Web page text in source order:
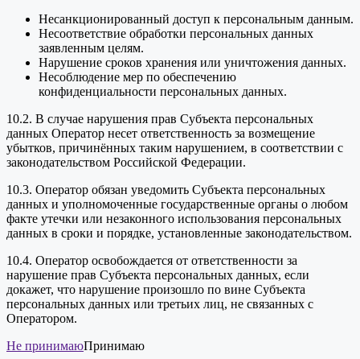
Несанкционированный доступ к персональным данным.
Несоответствие обработки персональных данных
заявленным целям.
Нарушение сроков хранения или уничтожения данных.
Несоблюдение мер по обеспечению
конфиденциальности персональных данных.
10.2. В случае нарушения прав Субъекта персональных
данных Оператор несет ответственность за возмещение
убытков, причинённых таким нарушением, в соответствии с
законодательством Российской Федерации.
10.3. Оператор обязан уведомить Субъекта персональных
данных и уполномоченные государственные органы о любом
факте утечки или незаконного использования персональных
данных в сроки и порядке, установленные законодательством.
10.4. Оператор освобождается от ответственности за
нарушение прав Субъекта персональных данных, если
докажет, что нарушение произошло по вине Субъекта
персональных данных или третьих лиц, не связанных с
Оператором.
Не принимаюПринимаю